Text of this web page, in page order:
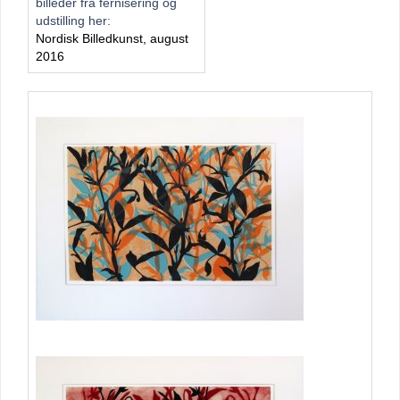
udstilling her:
Nordisk Billedkunst, august
2016